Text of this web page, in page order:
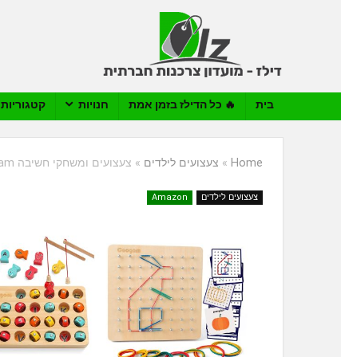
בית 🔥 כל הדילז בזמן אמת חנויות קטגוריות
Home
» צעצועים לילדים » צעצועים ומשחקי חשיבה Coogam
צעצועים לילדים Amazon